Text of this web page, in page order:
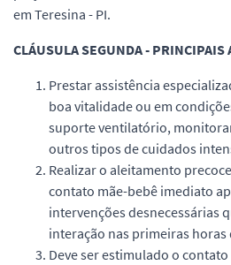
em Teresina - PI.
CLÁUSULA SEGUNDA - PRINCIPAIS
Prestar assistência
boa vitalidade ou em
suporte ventilatório,
outros tipos de cuidados
Realizar o aleitamento
contato mãe-bebê imediato
intervenções desnecessárias
interação nas primeiras horas
Deve ser estimulado o contato